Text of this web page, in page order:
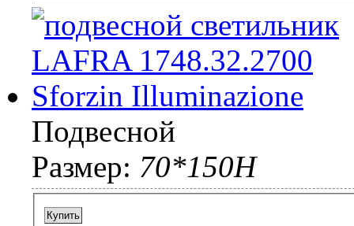
Подвесной
Размер: 70*150H
Купить